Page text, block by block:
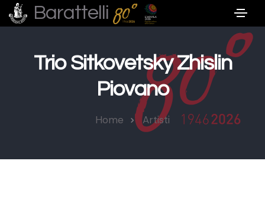
Barattelli
Trio Sitkovetsky Zhislin
Piovano
Home Artisti